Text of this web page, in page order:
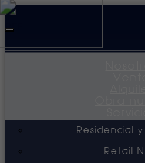
Residencial
Retail